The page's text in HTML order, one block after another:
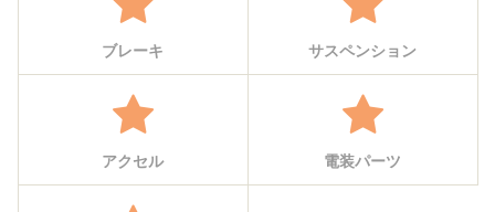
ブレーキ サスペンション
アクセル 電装パーツ